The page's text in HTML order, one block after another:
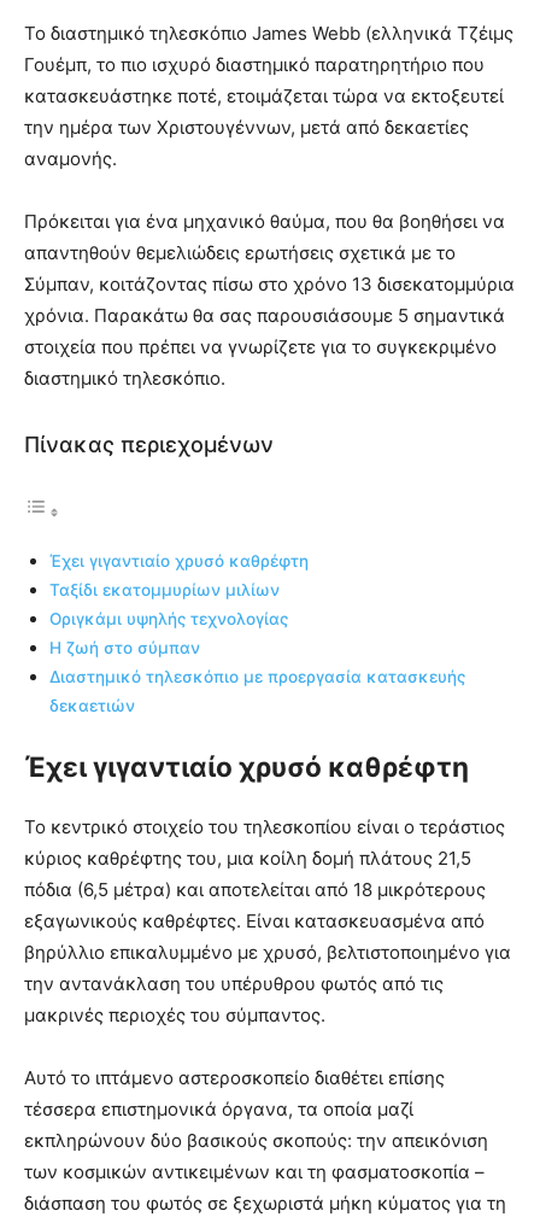
Το διαστημικό τηλεσκόπιο James Webb (ελληνικά Τζέιμς
Γουέμπ, το πιο ισχυρό διαστημικό παρατηρητήριο που
κατασκευάστηκε ποτέ, ετοιμάζεται τώρα να εκτοξευτεί
την ημέρα των Χριστουγέννων, μετά από δεκαετίες
αναμονής.
Πρόκειται για ένα μηχανικό θαύμα, που θα βοηθήσει να
απαντηθούν θεμελιώδεις ερωτήσεις σχετικά με το
Σύμπαν, κοιτάζοντας πίσω στο χρόνο 13 δισεκατομμύρια
χρόνια. Παρακάτω θα σας παρουσιάσουμε 5 σημαντικά
στοιχεία που πρέπει να γνωρίζετε για το συγκεκριμένο
διαστημικό τηλεσκόπιο.
Πίνακας περιεχομένων
Έχει γιγαντιαίο χρυσό καθρέφτη
Ταξίδι εκατομμυρίων μιλίων
Οριγκάμι υψηλής τεχνολογίας
Η ζωή στο σύμπαν
Διαστημικό τηλεσκόπιο με προεργασία κατασκευής
δεκαετιών
Έχει γιγαντιαίο χρυσό καθρέφτη
Το κεντρικό στοιχείο του τηλεσκοπίου είναι ο τεράστιος
κύριος καθρέφτης του, μια κοίλη δομή πλάτους 21,5
πόδια (6,5 μέτρα) και αποτελείται από 18 μικρότερους
εξαγωνικούς καθρέφτες. Είναι κατασκευασμένα από
βηρύλλιο επικαλυμμένο με χρυσό, βελτιστοποιημένο για
την αντανάκλαση του υπέρυθρου φωτός από τις
μακρινές περιοχές του σύμπαντος.
Αυτό το ιπτάμενο αστεροσκοπείο διαθέτει επίσης
τέσσερα επιστημονικά όργανα, τα οποία μαζί
εκπληρώνουν δύο βασικούς σκοπούς: την απεικόνιση
των κοσμικών αντικειμένων και τη φασματοσκοπία –
διάσπαση του φωτός σε ξεχωριστά μήκη κύματος για τη